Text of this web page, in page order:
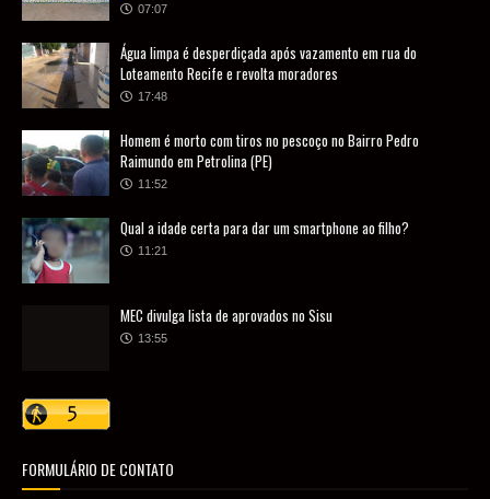
07:07
Água limpa é desperdiçada após vazamento em rua do
Loteamento Recife e revolta moradores
17:48
Homem é morto com tiros no pescoço no Bairro Pedro
Raimundo em Petrolina (PE)
11:52
Qual a idade certa para dar um smartphone ao filho?
11:21
MEC divulga lista de aprovados no Sisu
13:55
FORMULÁRIO DE CONTATO